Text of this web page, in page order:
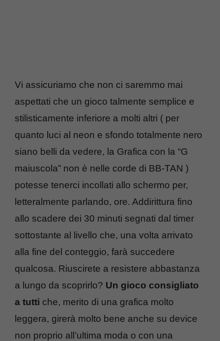
Vi assicuriamo che non ci saremmo mai
aspettati che un gioco talmente semplice e
stilisticamente inferiore a molti altri ( per
quanto luci al neon e sfondo totalmente nero
siano belli da vedere, la Grafica con la “G
maiuscola” non è nelle corde di BB-TAN )
potesse tenerci incollati allo schermo per,
letteralmente parlando, ore. Addirittura fino
allo scadere dei 30 minuti segnati dal timer
sottostante al livello che, una volta arrivato
alla fine del conteggio, farà succedere
qualcosa. Riuscirete a resistere abbastanza
a lungo da scoprirlo? Un gioco consigliato
a tutti che, merito di una grafica molto
leggera, girerà molto bene anche su device
non proprio all’ultima moda o con una